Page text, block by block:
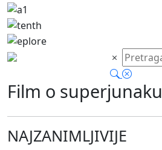
Film o superjunaku
NAJZANIMLJIVIJE